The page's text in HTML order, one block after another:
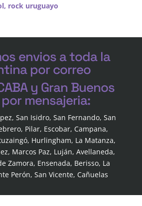
, rock uruguayo
envios a toda la
por correo
y Gran Buenos
mensajeria:
San Isidro, San Fernando, San
Pilar, Escobar, Campana,
Hurlingham, La Matanza,
Marcos Paz, Luján, Avellaneda,
Zamora, Ensenada, Berisso, La
Perón, San Vicente, Cañuelas